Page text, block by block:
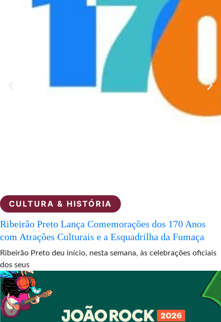
CULTURA & HISTÓRIA
Ribeirão Preto Lança Comemorações dos 170 Anos
com Atrações Culturais e a Esquadrilha da Fumaça
Ribeirão Preto deu início, nesta semana, às celebrações oficiais
dos seus